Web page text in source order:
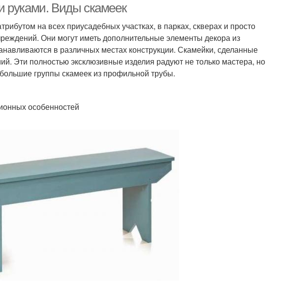
руками. Виды скамеек
на всех приусадебных участках, в парках, скверах и просто
Они могут иметь дополнительные элементы декора из
в различных местах конструкции. Скамейки, сделанные
Эти полностью эксклюзивные изделия радуют не только мастера, но
группы скамеек из профильной трубы.
особенностей